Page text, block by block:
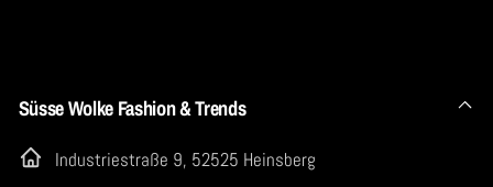
Süsse Wolke Fashion & Trends
Industriestraße 9, 52525 Heinsberg